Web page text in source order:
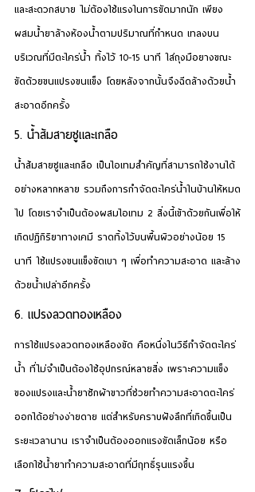
และสะดวกสบาย ไม่ต้องใช้แรงในการขัดมากนัก เพียง
ผสมน้ำยาล้างห้องน้ำตามปริมาณที่กำหนด เทลงบน
บริเวณที่มีตะไคร่น้ำ ทิ้งไว้ 10-15 นาที ใส่ถุงมือยางขณะ
ขัดด้วยขนแปรงขนแข็ง โดยหลังจากนั้นจึงฉีดล้างด้วยน้ำ
สะอาดอีกครั้ง
5. น้ำส้มสายชูและเกลือ
น้ำส้มสายชูและเกลือ เป็นไอเทมสำคัญที่สามารถใช้งานได้
อย่างหลากหลาย รวมถึงการกำจัดตะไคร่น้ำในบ้านให้หมด
ไป โดยเราจำเป็นต้องผสมไอเทม 2 สิ่งนี้เข้าด้วยกันเพื่อให้
เกิดปฏิกิริยาทางเคมี ราดทิ้งไว้บนพื้นผิวอย่างน้อย 15
นาที ใช้แปรงขนแข็งขัดเบา ๆ เพื่อทำความสะอาด และล้าง
ด้วยน้ำเปล่าอีกครั้ง
6. แปรงลวดทองเหลือง
การใช้แปรงลวดทองเหลืองขัด คือหนึ่งในวิธีกำจัดตะไคร่
น้ำ ที่ไม่จำเป็นต้องใช้อุปกรณ์หลายสิ่ง เพราะความแข็ง
ของแปรงและน้ำยาซักผ้าขาวที่ช่วยทำความสะอาดตะไคร่
ออกได้อย่างง่ายดาย แต่สำหรับคราบฝังลึกที่เกิดขึ้นเป็น
ระยะเวลานาน เราจำเป็นต้องออกแรงขัดเล็กน้อย หรือ
เลือกใช้น้ำยาทำความสะอาดที่มีฤทธิ์รุนแรงขึ้น